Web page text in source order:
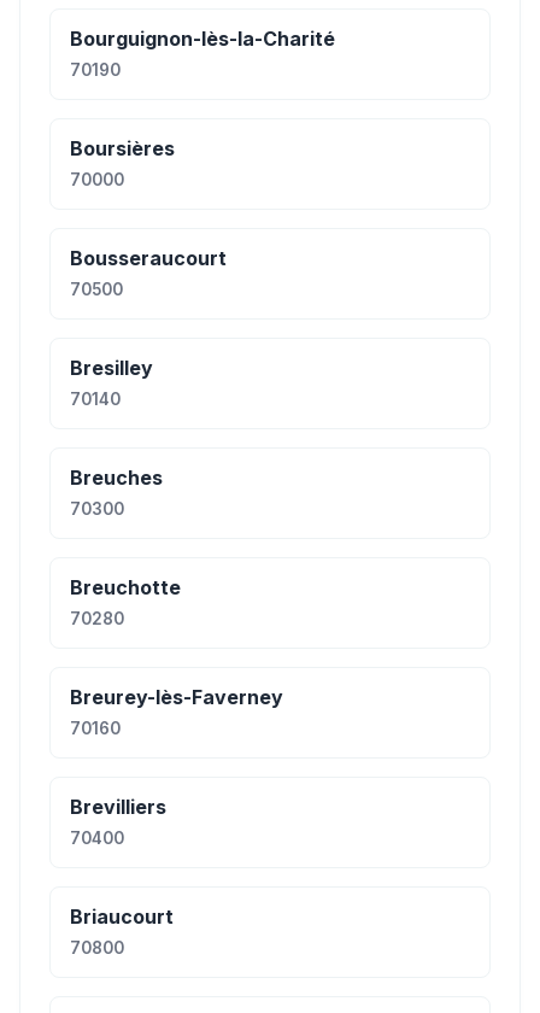
Bourguignon-lès-la-Charité
70190
Boursières
70000
Bousseraucourt
70500
Bresilley
70140
Breuches
70300
Breuchotte
70280
Breurey-lès-Faverney
70160
Brevilliers
70400
Briaucourt
70800